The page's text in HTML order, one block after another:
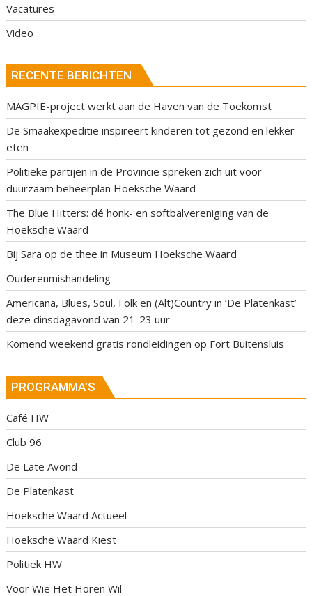
Vacatures
Video
RECENTE BERICHTEN
MAGPIE-project werkt aan de Haven van de Toekomst
De Smaakexpeditie inspireert kinderen tot gezond en lekker
eten
Politieke partijen in de Provincie spreken zich uit voor
duurzaam beheerplan Hoeksche Waard
The Blue Hitters: dé honk- en softbalvereniging van de
Hoeksche Waard
Bij Sara op de thee in Museum Hoeksche Waard
Ouderenmishandeling
Americana, Blues, Soul, Folk en (Alt)Country in ‘De Platenkast’
deze dinsdagavond van 21-23 uur
Komend weekend gratis rondleidingen op Fort Buitensluis
PROGRAMMA’S
Café HW
Club 96
De Late Avond
De Platenkast
Hoeksche Waard Actueel
Hoeksche Waard Kiest
Politiek HW
Voor Wie Het Horen Wil